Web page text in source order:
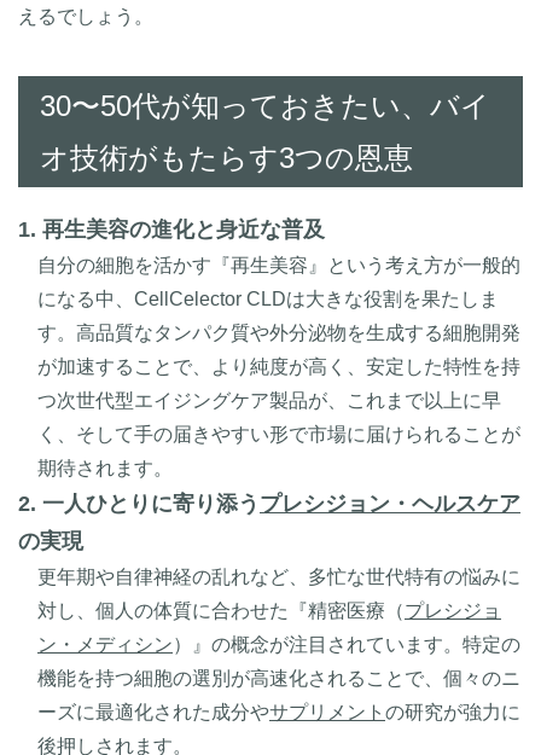
えるでしょう。
30〜50代が知っておきたい、バイ
オ技術がもたらす3つの恩恵
1. 再生美容の進化と身近な普及
自分の細胞を活かす『再生美容』という考え方が一般的
になる中、CellCelector CLDは大きな役割を果たしま
す。高品質なタンパク質や外分泌物を生成する細胞開発
が加速することで、より純度が高く、安定した特性を持
つ次世代型エイジングケア製品が、これまで以上に早
く、そして手の届きやすい形で市場に届けられることが
期待されます。
2. 一人ひとりに寄り添う プレシジョン・ヘルスケア
の実現
更年期や自律神経の乱れなど、多忙な世代特有の悩みに
対し、個人の体質に合わせた『精密医療（プレシジョ
ン・メディシン）』の概念が注目されています。特定の
機能を持つ細胞の選別が高速化されることで、個々のニ
ーズに最適化された成分やサプリメント の研究が強力に
後押しされます。